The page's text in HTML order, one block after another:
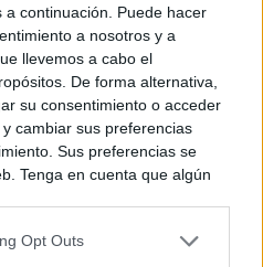
continuación. Puede hacer
a nosotros y a
llevemos a cabo el
De forma alternativa,
su consentimiento o acceder
cambiar sus preferencias
Sus preferencias se
Tenga en cuenta que algún
cambiar sus preferencias
Opt Outs
“Aquí lo llaman
así una
se conserva en la